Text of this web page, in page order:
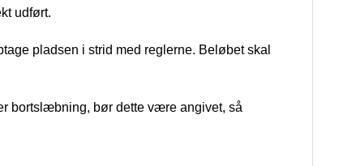
udført.
pladsen i strid med reglerne. Beløbet skal
bortslæbning, bør dette være angivet, så